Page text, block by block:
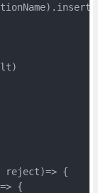
reject)=> {
{